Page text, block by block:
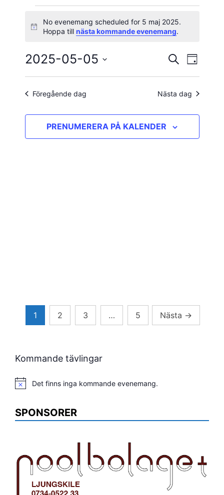
Evenemang
5
maj
2025
Notis
No evenemang scheduled for 5 maj 2025.
Hoppa till nästa kommande evenemang.
Search
and
Views
SÖK DAG
2025-05-05
Välj
Föregående dag Nästa dag
PRENUMERERA PÅ KALENDER
Sidnumrering
1 2 3 … 5 Nästa →
Kommande tävlingar
Notis Det finns inga kommande evenemang.
SPONSORER